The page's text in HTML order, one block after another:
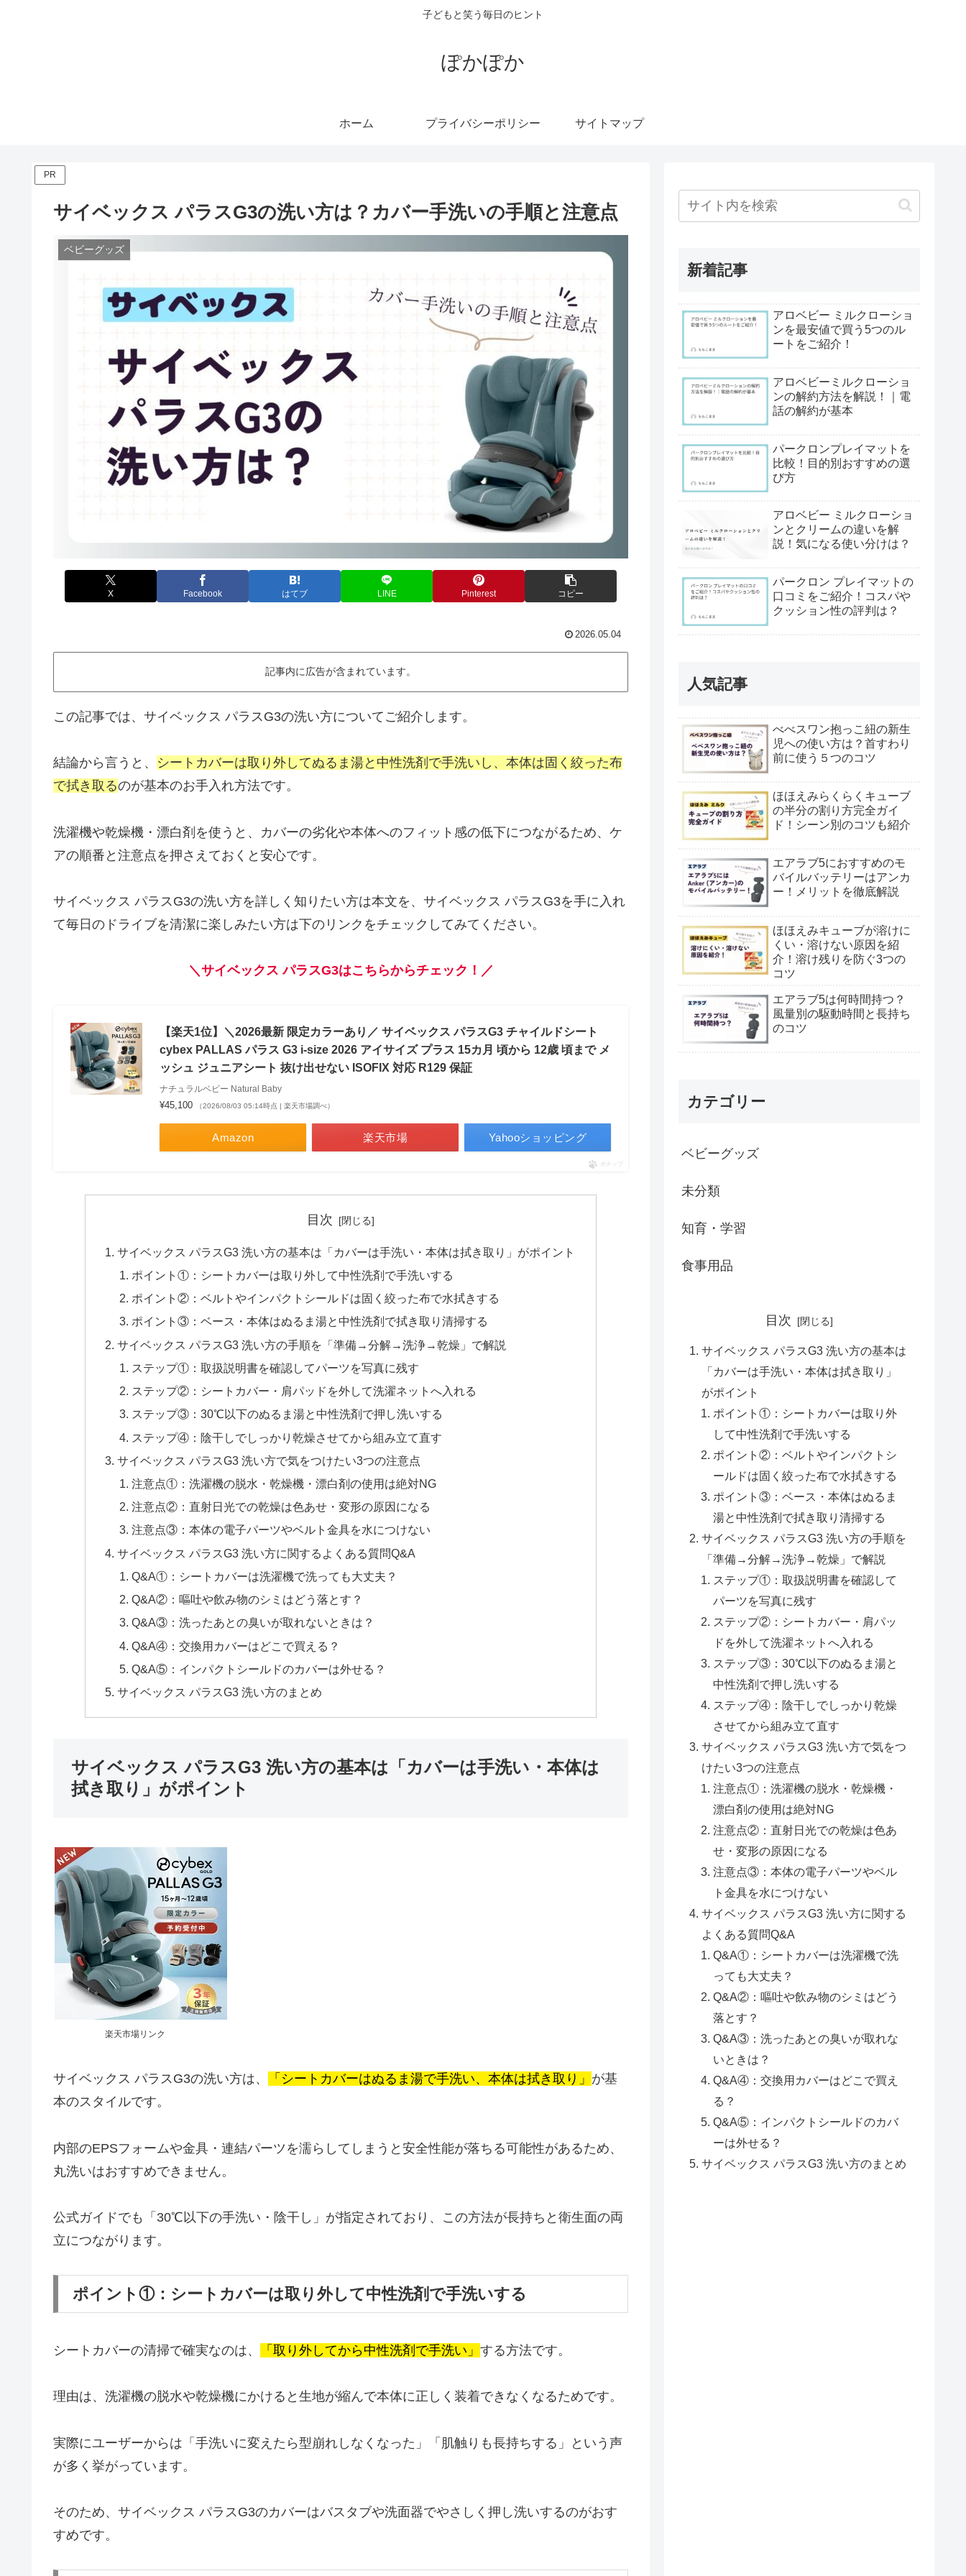
子どもと笑う毎日のヒント
ぽかぽか
ホーム プライバシーポリシー サイトマップ
PR
サイベックス パラスG3の洗い方は？カバー手洗いの手順と注意点
ベビーグッズ
X Facebook はてブ LINE Pinterest コピー
2026.05.04
記事内に広告が含まれています。
この記事では、サイベックス パラスG3の洗い方についてご紹介します。
結論から言うと、 シートカバーは取り外してぬるま湯と中性洗剤で手洗いし、本体は固く絞った布
で拭き取るのが基本のお手入れ方法です。
洗濯機や乾燥機・漂白剤を使うと、カバーの劣化や本体へのフィット感の低下につながるため、ケ
アの順番と注意点を押さえておくと安心です。
サイベックス パラスG3の洗い方を詳しく知りたい方は本文を、サイベックス パラスG3を手に入れ
て毎日のドライブを清潔に楽しみたい方は下のリンクをチェックしてみてください。
＼サイベックス パラスG3はこちらからチェック！／
【楽天1位】＼2026最新 限定カラーあり／ サイベックス パラスG3 チャイルドシート
cybex PALLAS パラス G3 i-size 2026 アイサイズ プラス 15カ月 頃から 12歳 頃まで メ
ッシュ ジュニアシート 抜け出せない ISOFIX 対応 R129 保証
ナチュラルベビー Natural Baby
¥45,100 （2026/08/03 05:14時点 | 楽天市場調べ）
Amazon 楽天市場 Yahooショッピング
ポチップ
目次
サイベックス パラスG3 洗い方の基本は「カバーは手洗い・本体は拭き取り」がポイント
ポイント①：シートカバーは取り外して中性洗剤で手洗いする
ポイント②：ベルトやインパクトシールドは固く絞った布で水拭きする
ポイント③：ベース・本体はぬるま湯と中性洗剤で拭き取り清掃する
サイベックス パラスG3 洗い方の手順を「準備→分解→洗浄→乾燥」で解説
ステップ①：取扱説明書を確認してパーツを写真に残す
ステップ②：シートカバー・肩パッドを外して洗濯ネットへ入れる
ステップ③：30℃以下のぬるま湯と中性洗剤で押し洗いする
ステップ④：陰干しでしっかり乾燥させてから組み立て直す
サイベックス パラスG3 洗い方で気をつけたい3つの注意点
注意点①：洗濯機の脱水・乾燥機・漂白剤の使用は絶対NG
注意点②：直射日光での乾燥は色あせ・変形の原因になる
注意点③：本体の電子パーツやベルト金具を水につけない
サイベックス パラスG3 洗い方に関するよくある質問Q&A
Q&A①：シートカバーは洗濯機で洗っても大丈夫？
Q&A②：嘔吐や飲み物のシミはどう落とす？
Q&A③：洗ったあとの臭いが取れないときは？
Q&A④：交換用カバーはどこで買える？
Q&A⑤：インパクトシールドのカバーは外せる？
サイベックス パラスG3 洗い方のまとめ
サイベックス パラスG3 洗い方の基本は「カバーは手洗い・本体は
拭き取り」がポイント
楽天市場リンク
サイベックス パラスG3の洗い方は、 「シートカバーはぬるま湯で手洗い、本体は拭き取り」 が基
本のスタイルです。
内部のEPSフォームや金具・連結パーツを濡らしてしまうと安全性能が落ちる可能性があるため、
丸洗いはおすすめできません。
公式ガイドでも「30℃以下の手洗い・陰干し」が指定されており、この方法が長持ちと衛生面の両
立につながります。
ポイント①：シートカバーは取り外して中性洗剤で手洗いする
シートカバーの清掃で確実なのは、 「取り外してから中性洗剤で手洗い」 する方法です。
理由は、洗濯機の脱水や乾燥機にかけると生地が縮んで本体に正しく装着できなくなるためです。
実際にユーザーからは「手洗いに変えたら型崩れしなくなった」「肌触りも長持ちする」という声
が多く挙がっています。
そのため、サイベックス パラスG3のカバーはバスタブや洗面器でやさしく押し洗いするのがおす
すめです。
新着記事
アロベビー ミルクローショ
ンを最安値で買う5つのル
ートをご紹介！
アロベビーミルクローショ
ンの解約方法を解説！｜電
話の解約が基本
パークロンプレイマットを
比較！目的別おすすめの選
び方
アロベビー ミルクローショ
ンとクリームの違いを解
説！気になる使い分けは？
パークロン プレイマットの
口コミをご紹介！コスパや
クッション性の評判は？
人気記事
べべスワン抱っこ紐の新生
児への使い方は？首すわり
前に使う５つのコツ
ほほえみらくらくキューブ
の半分の割り方完全ガイ
ド！シーン別のコツも紹介
エアラブ5におすすめのモ
バイルバッテリーはアンカ
ー！メリットを徹底解説
ほほえみキューブが溶けに
くい・溶けない原因を紹
介！溶け残りを防ぐ3つの
コツ
エアラブ5は何時間持つ？
風量別の駆動時間と長持ち
のコツ
カテゴリー
ベビーグッズ
未分類
知育・学習
食事用品
目次
サイベックス パラスG3 洗い方の基本は
「カバーは手洗い・本体は拭き取り」
がポイント
ポイント①：シートカバーは取り外
して中性洗剤で手洗いする
ポイント②：ベルトやインパクトシ
ールドは固く絞った布で水拭きする
ポイント③：ベース・本体はぬるま
湯と中性洗剤で拭き取り清掃する
サイベックス パラスG3 洗い方の手順を
「準備→分解→洗浄→乾燥」で解説
ステップ①：取扱説明書を確認して
パーツを写真に残す
ステップ②：シートカバー・肩パッ
ドを外して洗濯ネットへ入れる
ステップ③：30℃以下のぬるま湯と
中性洗剤で押し洗いする
ステップ④：陰干しでしっかり乾燥
させてから組み立て直す
サイベックス パラスG3 洗い方で気をつ
けたい3つの注意点
注意点①：洗濯機の脱水・乾燥機・
漂白剤の使用は絶対NG
注意点②：直射日光での乾燥は色あ
せ・変形の原因になる
注意点③：本体の電子パーツやベル
ト金具を水につけない
サイベックス パラスG3 洗い方に関する
よくある質問Q&A
Q&A①：シートカバーは洗濯機で洗
っても大丈夫？
Q&A②：嘔吐や飲み物のシミはどう
落とす？
Q&A③：洗ったあとの臭いが取れな
いときは？
Q&A④：交換用カバーはどこで買え
る？
Q&A⑤：インパクトシールドのカバ
ーは外せる？
サイベックス パラスG3 洗い方のまとめ